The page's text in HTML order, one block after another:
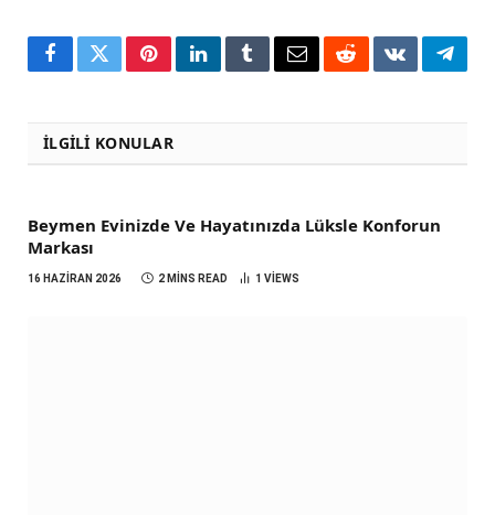
FacebookTwitterPinterestLinkedInTumblrEmailRedditVKontakte
İLGILI KONULAR
Beymen Evinizde Ve Hayatınızda Lüksle Konforun
Markası
16 HAZIRAN 2026 2 MINS READ 1 VIEWS